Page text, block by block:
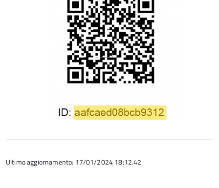
Ultimo aggiornamento: 17/01/2024 18:12.42